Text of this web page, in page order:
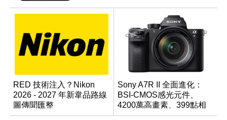
RED 技術注入？Nikon
2026 - 2027 年新韋品路線
圖傳聞匯整
Sony A7R II 全面進化：
BSI-CMOS感光元件、
4200萬高畫素、399點相
位對焦、內建4K錄影